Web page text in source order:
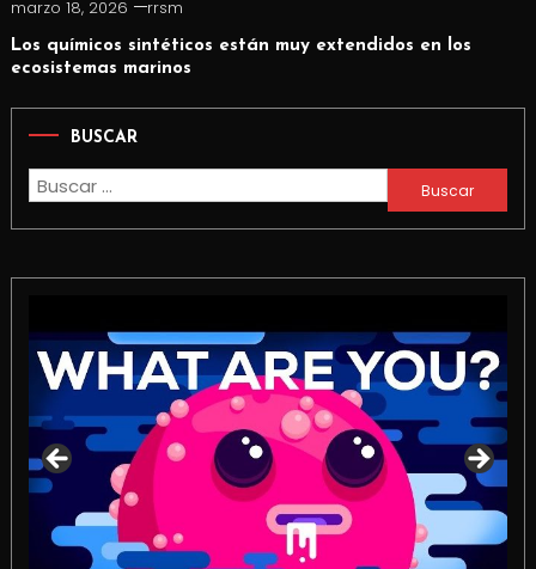
marzo 18, 2026 rrsm
Los químicos sintéticos están muy extendidos en los
ecosistemas marinos
BUSCAR
Buscar: